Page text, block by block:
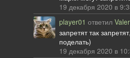
19 декабря 2020 в
player01 ответил
запретят так
поделать)
19 декабря 2020 в